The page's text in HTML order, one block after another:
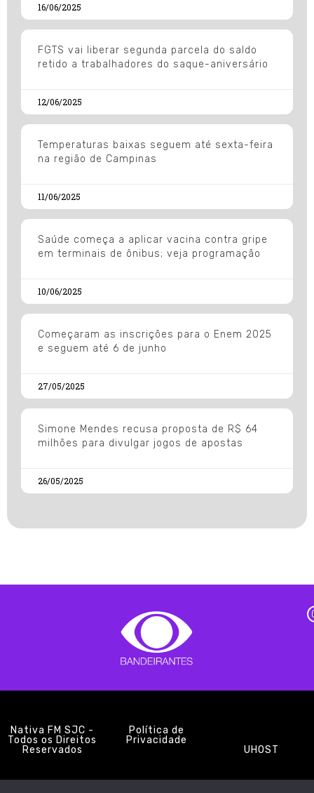
16/06/2025
FGTS vai liberar segunda parcela do saldo
retido a trabalhadores do saque-aniversário
12/06/2025
Temperaturas baixas seguem até sexta-feira
na região de Campinas
11/06/2025
Saúde começa a aplicar vacina contra gripe
em terminais de ônibus; veja programação
10/06/2025
Começaram as inscrições para o Enem 2025
e seguem até 6 de junho
27/05/2025
Simone Mendes recusa proposta de R$ 64
milhões para divulgar jogos de apostas
26/05/2025
Nativa FM SJC -
Todos os Direitos
Reservados
Política de
Privacidade
UHOST